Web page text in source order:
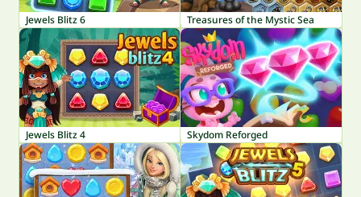
Jewels Blitz 6 Treasures of the Mystic Sea
Jewels Blitz 4 Skydom Reforged